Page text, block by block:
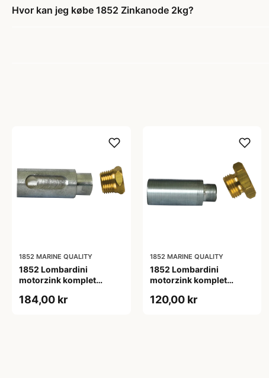
Hvor kan jeg købe 1852 Zinkanode 2kg?
1852 MARINE QUALITY
1852 Lombardini
motorzink komplet
184,00 kr
1852 MARINE QUALITY
1852 Lombardini
motorzink komplet
møtrik:16x1,5
120,00 kr